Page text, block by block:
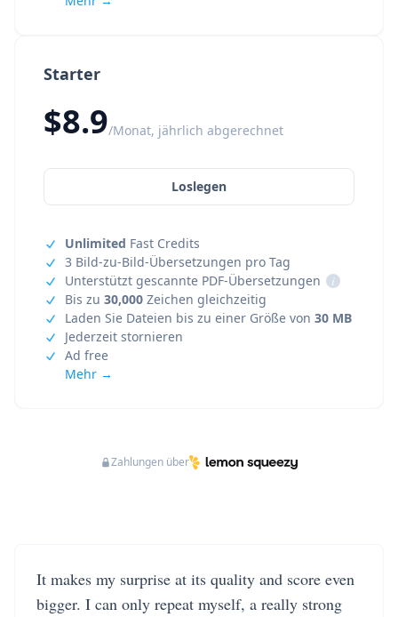
Starter
$8.9/Monat, jährlich abgerechnet
Loslegen
Unlimited Fast Credits
3 Bild-zu-Bild-Übersetzungen pro Tag
Unterstützt gescannte PDF-Übersetzungen
i
Bis zu 30,000 Zeichen gleichzeitig
Laden Sie Dateien bis zu einer Größe von 30 MB
Jederzeit stornieren
Ad free
Mehr →
Zahlungen über
It makes my surprise at its quality and score even
bigger. I can only repeat myself, a really strong